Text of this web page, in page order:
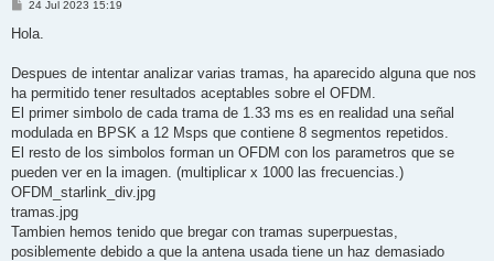
M
n
j
24 Jul 2023 15:19
Hola.
Despues de intentar analizar varias tramas, ha aparecido alguna que nos
ha permitido tener resultados aceptables sobre el OFDM.
El primer simbolo de cada trama de 1.33 ms es en realidad una señal
modulada en BPSK a 12 Msps que contiene 8 segmentos repetidos.
El resto de los simbolos forman un OFDM con los parametros que se
pueden ver en la imagen. (multiplicar x 1000 las frecuencias.)
OFDM_starlink_div.jpg
tramas.jpg
Tambien hemos tenido que bregar con tramas superpuestas,
posiblemente debido a que la antena usada tiene un haz demasiado